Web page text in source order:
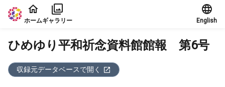
本文に飛ぶ
ホームギャラリー English
ひめゆり平和祈念資料館館報 第6号
収録元データベースで開く